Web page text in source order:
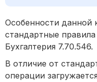
Особенности данной
стандартные
Бухгалтерия 7.70.546.
В отличие от
операции